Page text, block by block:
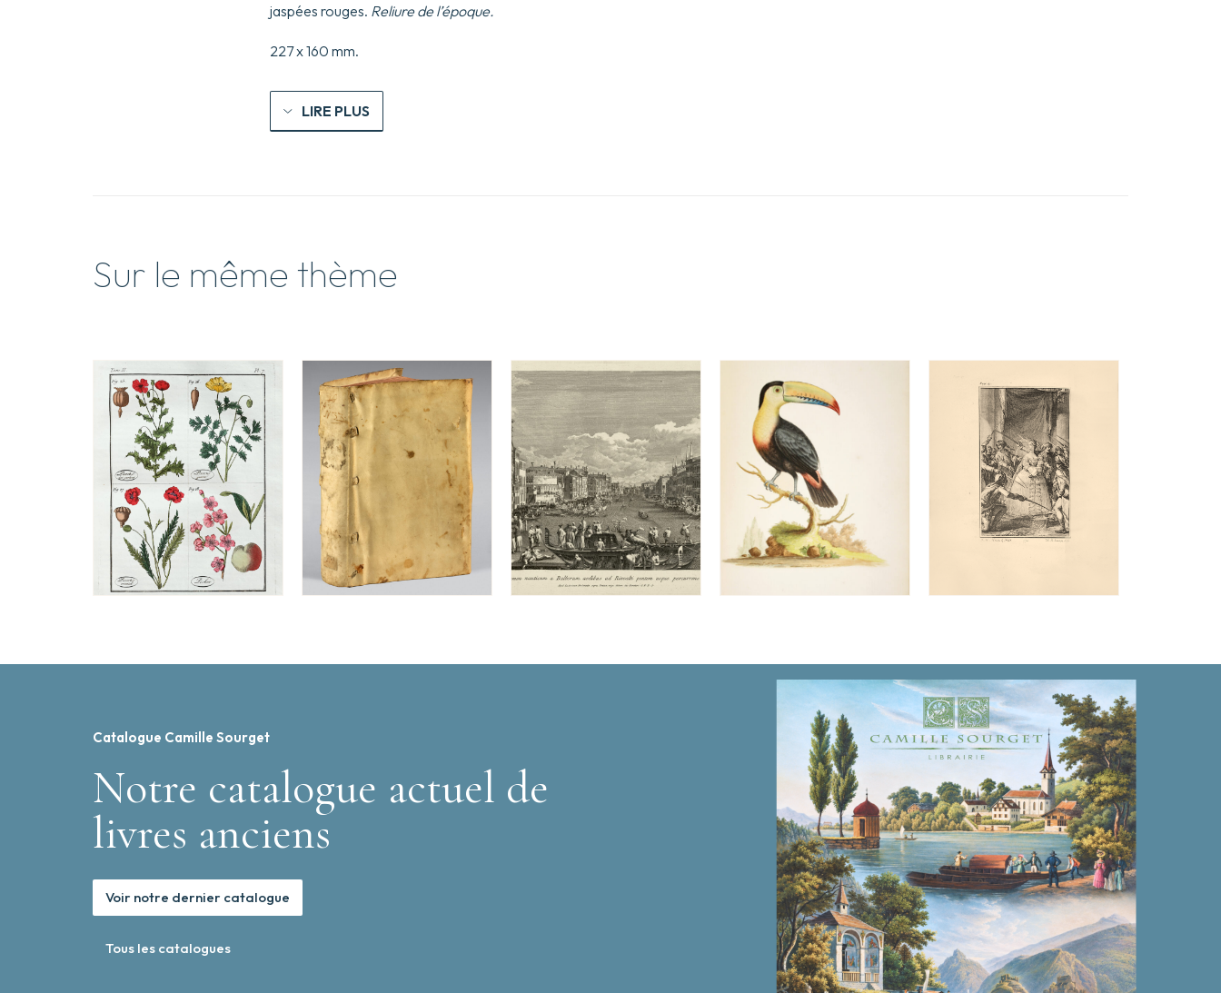
jaspées rouges. Reliure de l’époque.
227 x 160 mm.
LIRE PLUS
Sur le même thème
Catalogue Camille Sourget
Notre catalogue actuel de
livres anciens
Voir notre dernier catalogue
Tous les catalogues